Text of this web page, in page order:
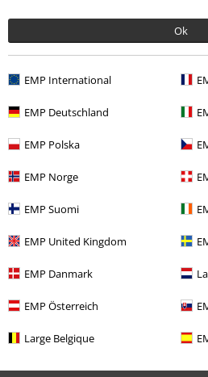
Ok
EMP International
EMP Deutschland
EMP Polska
EMP Norge
EMP Suomi
EMP United Kingdom
EMP Danmark
EMP Österreich
Large Belgique
Naposledy navštívené
%
Kč 379,00
More categories. More options.